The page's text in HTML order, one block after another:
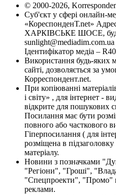
© 2000-2026,
Суб'єкт у сфері онлайн-
«КореспонденТ.net»
ХАРКІВСЬКЕ ШОСЕ,
sunlight@mediadim.com.ua
Ідентифікатор медіа –
Використання будь-яких
сайті, дозволяється за
Корреспондент.net.
При копіюванні
і світу» , для інтернет -
відкрите для пошукових
Посилання має бути
повного або часткового
Гіперпосилання ( для
розміщена в
матеріалу.
Новини з позначками
"Регіони", "Гроші",
"Спецпроекти", "Промо"
реклами.